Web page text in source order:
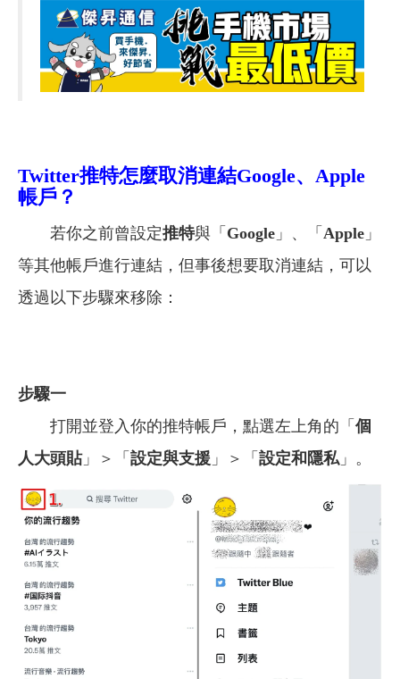
Twitter推特怎麼取消連結Google、Apple
帳戶？
若你之前曾設定推特與「 Google 」、「 Apple 」
等其他帳戶進行連結，但事後想要取消連結，可以
透過以下步驟來移除：
步驟一
打開並登入你的推特帳戶，點選左上角的「 個
人大頭貼」＞「 設定與支援 」＞「 設定和隱私」。